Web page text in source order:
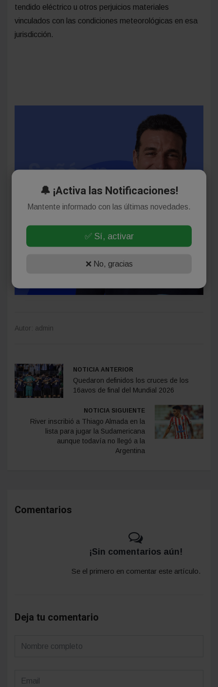
tendido eléctrico u otros perjuicios materiales
vinculados con las condiciones meteorológicas en esa
jurisdicción.
Autor: admin
NOTICIA ANTERIOR
Quedaron definidos los cruces de los
16avos de final del Mundial 2026
NOTICIA SIGUIENTE
River inscribió a Thiago Almada en la
lista para jugar la Sudamericana
aunque todavía no llegó a la
Argentina
Comentarios
¡Sin comentarios aún!
Se el primero en comentar este artículo.
Deja tu comentario
🔔 ¡Activa las Notificaciones!
Mantente informado con las últimas novedades.
✅ Sí, activar
❌ No, gracias